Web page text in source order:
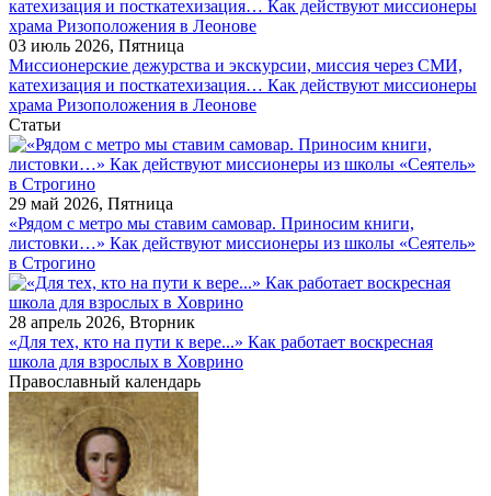
03 июль 2026, Пятница
Миссионерские дежурства и экскурсии, миссия через СМИ,
катехизация и посткатехизация… Как действуют миссионеры
храма Ризоположения в Леонове
Статьи
29 май 2026, Пятница
«Рядом с метро мы ставим самовар. Приносим книги,
листовки…» Как действуют миссионеры из школы «Сеятель»
в Строгино
28 апрель 2026, Вторник
«Для тех, кто на пути к вере...» Как работает воскресная
школа для взрослых в Ховрино
Православный календарь